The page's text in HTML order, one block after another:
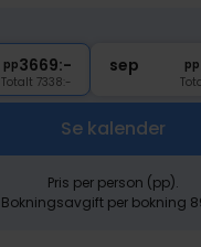
pp3669:-
Totalt 7338:-
sep pp
Se kalender
Pris per person (pp).
Bokningsavgift per bokning